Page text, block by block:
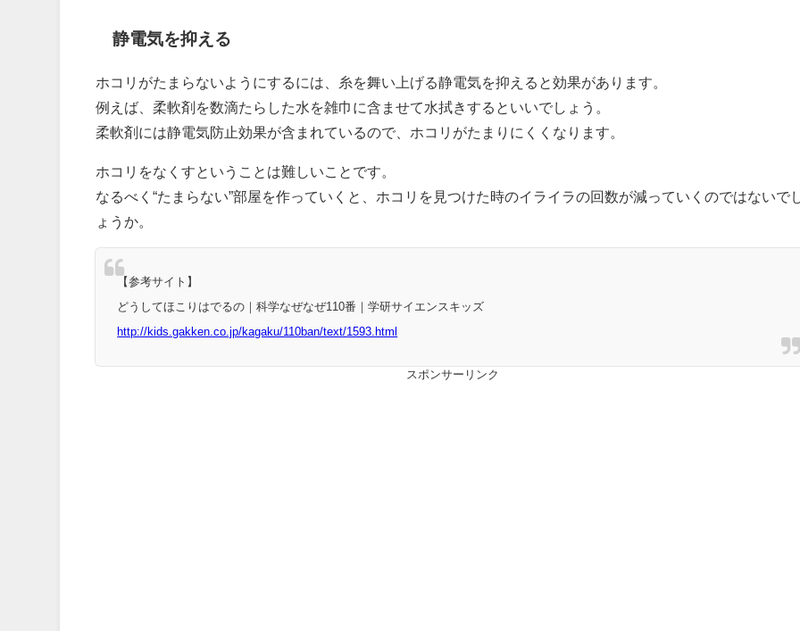
静電気を抑える
ホコリがたまらないようにするには、糸を舞い上げる静電気を抑えると効果があります。
例えば、柔軟剤を数滴たらした水を雑巾に含ませて水拭きするといいでしょう。
柔軟剤には静電気防止効果が含まれているので、ホコリがたまりにくくなります。
ホコリをなくすということは難しいことです。
なるべく“たまらない”部屋を作っていくと、ホコリを見つけた時のイライラの回数が減っていくのではないで
ょうか。
【参考サイト】
どうしてほこりはでるの｜科学なぜなぜ110番｜学研サイエンスキッズ
http://kids.gakken.co.jp/kagaku/110ban/text/1593.html
スポンサーリンク